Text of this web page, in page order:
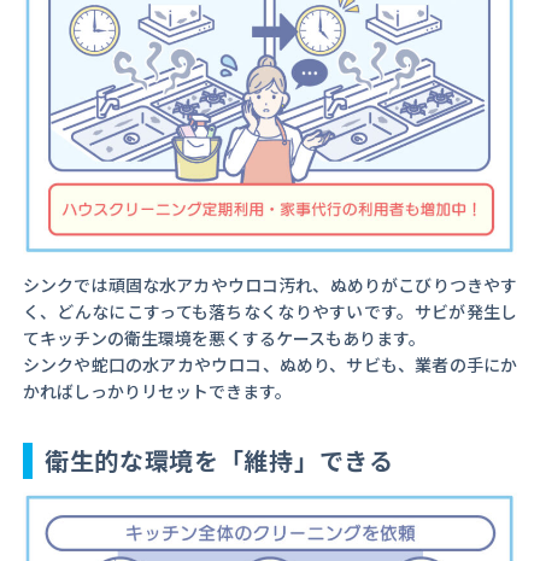
シンクでは頑固な水アカやウロコ汚れ、ぬめりがこびりつきやす
く、どんなにこすっても落ちなくなりやすいです。サビが発生し
てキッチンの衛生環境を悪くするケースもあります。
シンクや蛇口の水アカやウロコ、ぬめり、サビも、業者の手にか
かればしっかりリセットできます。
衛生的な環境を「維持」できる